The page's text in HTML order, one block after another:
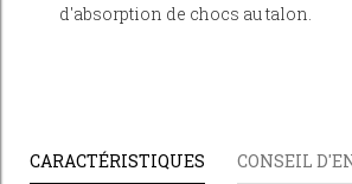
d'absorption de chocs au talon.
CARACTÉRISTIQUES CONSEIL